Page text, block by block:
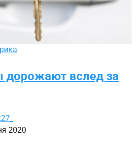
дорожают вслед за
2020